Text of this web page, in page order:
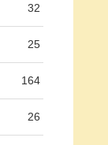
32
25
164
26